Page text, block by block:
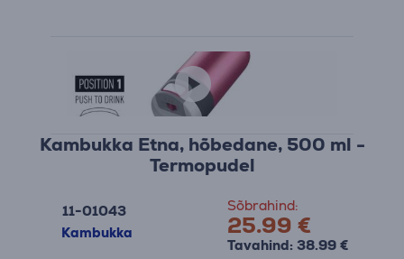
Kambukka Etna, hõbedane, 500 ml -
Termopudel
11-01043
Kambukka
Sõbrahind:
25.99 €
Tavahind: 38.99 €